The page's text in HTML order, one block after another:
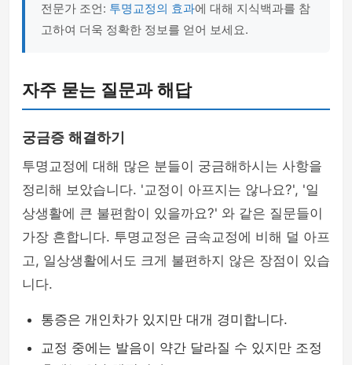
전문가 조언: 투명교정의 효과에 대해 지식백과를 참
고하여 더욱 정확한 정보를 얻어 보세요.
자주 묻는 질문과 해답
궁금증 해결하기
투명교정에 대해 많은 분들이 궁금해하시는 사항을
정리해 보았습니다. '교정이 아프지는 않나요?', '일
상생활에 큰 불편함이 있을까요?' 와 같은 질문들이
가장 흔합니다. 투명교정은 금속교정에 비해 덜 아프
고, 일상생활에서도 크게 불편하지 않은 장점이 있습
니다.
통증은 개인차가 있지만 대개 경미합니다.
교정 중에는 발음이 약간 달라질 수 있지만 조정